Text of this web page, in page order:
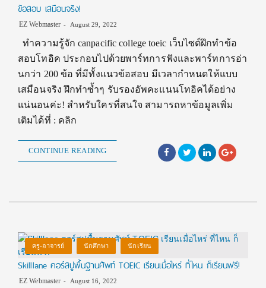
ข้อสอบ เสมือนจริง!
EZ Webmaster August 29, 2022
ทำความรู้จัก canpacific college toeic เว็บไซต์ฝึกทำข้อ
สอบโทอิค ประกอบไปด้วยพาร์ทการฟังและพาร์ทการอ่า
นกว่า 200 ข้อ ที่มีทั้งแนวข้อสอบ มีเวลากำหนดให้แบบ
เสมือนจริง ฝึกทำซ้ำๆ รับรองอัพคะแนนโทอิคได้อย่าง
แน่นอนค่ะ! สำหรับใครที่สนใจ สามารถหาข้อมูลเพิ่ม
เติมได้ที่ : คลิก
CONTINUE READING
ครู-อาจารย์ นักศึกษา นักเรียน
Skilllane คอร์สปูพื้นฐานศัพท์ TOEIC เรียนเมื่อไหร่ ที่ไหน ก็เรียนฟรี!
EZ Webmaster August 16, 2022